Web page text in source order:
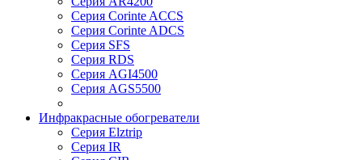
Серия Corinte ACCS
Серия Corinte ADCS
Серия SFS
Серия RDS
Серия AGI4500
Серия AGS5500
Инфракрасные обогреватели
Серия Elztrip
Серия IR